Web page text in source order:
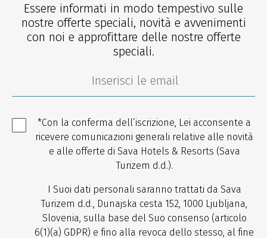
Essere informati in modo tempestivo sulle
nostre offerte speciali, novità e avvenimenti
con noi e approfittare delle nostre offerte
speciali.
*Con la conferma dell’iscrizione, Lei acconsente a
ricevere comunicazioni generali relative alle novità
e alle offerte di Sava Hotels & Resorts (Sava
Turizem d.d.).
I Suoi dati personali saranno trattati da Sava
Turizem d.d., Dunajska cesta 152, 1000 Ljubljana,
Slovenia, sulla base del Suo consenso (articolo
6(1)(a) GDPR) e fino alla revoca dello stesso, al fine